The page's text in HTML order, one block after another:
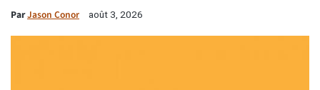
ParJason Conor août 3, 2026